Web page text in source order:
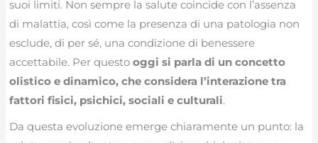
suoi limiti. Non sempre la salute coincide con l’assenza
di malattia, così come la presenza di una patologia non
esclude, di per sé, una condizione di benessere
accettabile. Per questooggi si parla di un concetto
olistico e dinamico, che considera l’interazione tra
fattori fisici, psichici, sociali e culturali.
Da questa evoluzione emerge chiaramente un punto: la